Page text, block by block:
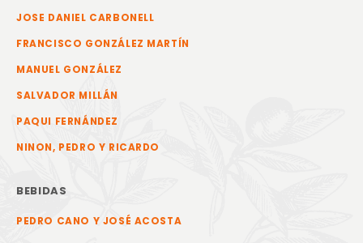
JOSE DANIEL CARBONELL
FRANCISCO GONZÁLEZ MARTÍN
MANUEL GONZÁLEZ
SALVADOR MILLÁN
PAQUI FERNÁNDEZ
NINON, PEDRO Y RICARDO
BEBIDAS
PEDRO CANO Y JOSÉ ACOSTA